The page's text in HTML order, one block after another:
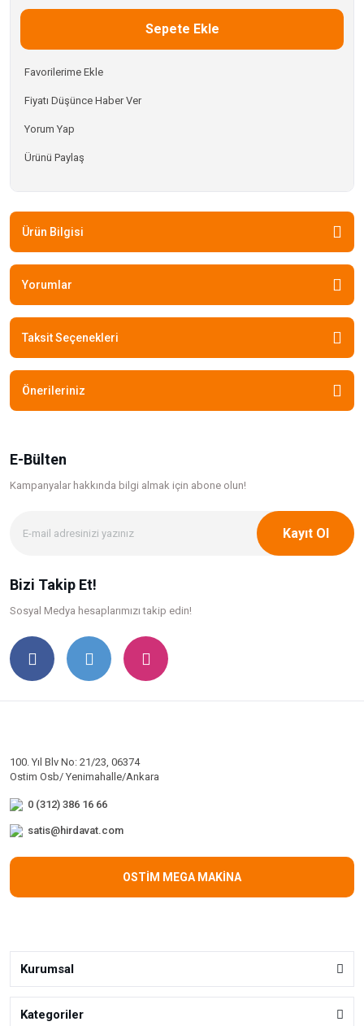
Sepete Ekle
Fiyatı Düşünce Haber Ver
Yorum Yap
Ürünü Paylaş
Ürün Bilgisi
Yorumlar
Taksit Seçenekleri
Önerileriniz
E-Bülten
Kampanyalar hakkında bilgi almak için abone olun!
Kayıt Ol
Bizi Takip Et!
Sosyal Medya hesaplarımızı takip edin!
100. Yıl Blv No: 21/23, 06374
Ostim Osb/ Yenimahalle/Ankara
0 (312) 386 16 66
satis@hirdavat.com
OSTİM MEGA MAKİNA
Kurumsal
Kategoriler